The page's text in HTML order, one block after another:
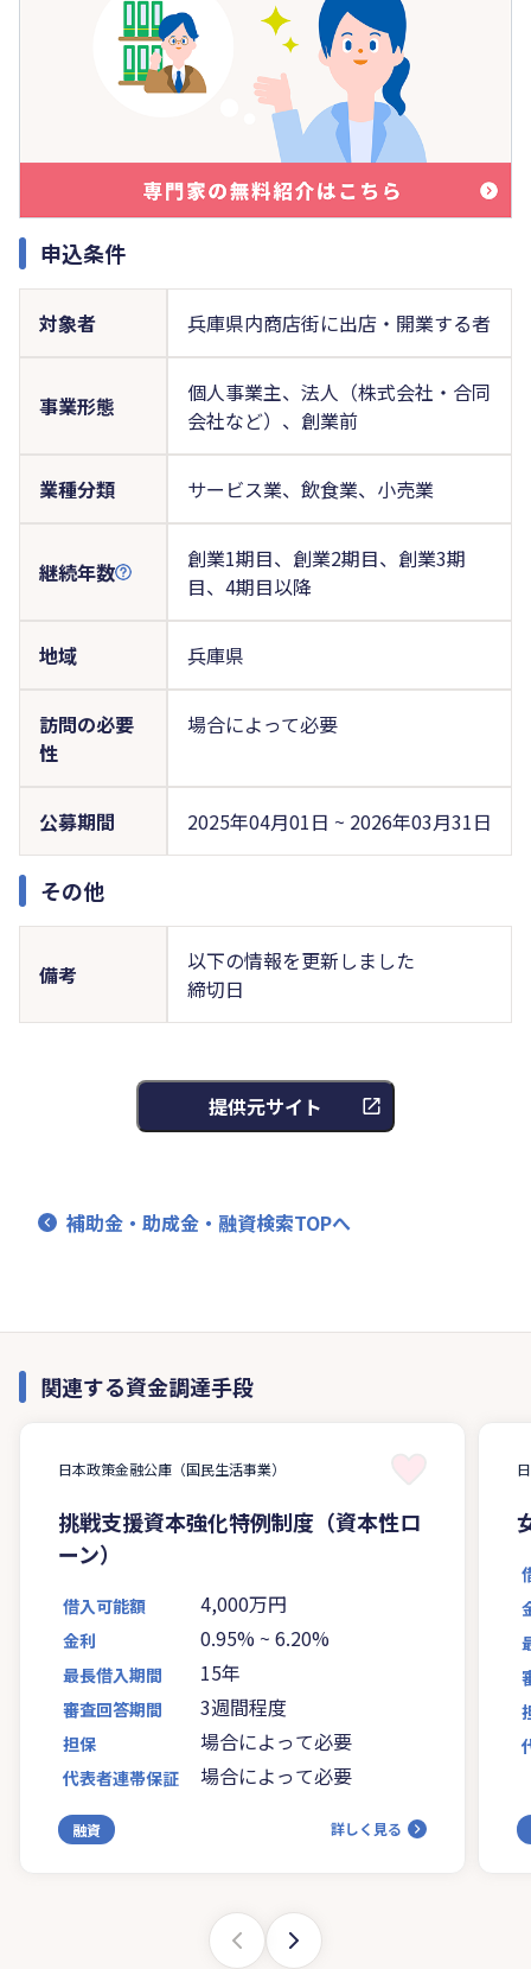
申込条件
対象者 兵庫県内商店街に出店・開業する者
事業形態
個人事業主、法人（株式会社・合同
会社など）、創業前
業種分類 サービス業、飲食業、小売業
継続年数
創業1期目、創業2期目、創業3期
目、4期目以降
地域 兵庫県
訪問の必要
性
場合によって必要
公募期間 2025年04月01日 ~ 2026年03月31日
その他
備考
以下の情報を更新しました
締切日
提供元サイト
補助金・助成金・融資検索TOPへ
関連する資金調達手段
日本政策金融公庫（国民生活事業）
挑戦支援資本強化特例制度（資本性ロ
ーン）
借入可能額 4,000万円
金利 0.95% ~ 6.20%
最長借入期間 15年
審査回答期間 3週間程度
担保 場合によって必要
代表者連帯保証 場合によって必要
融資 詳しく見る